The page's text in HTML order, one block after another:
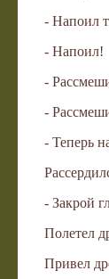
- Напоил
- Напоил!
-
-
- Теперь
- Закрой
Полетел
Привел